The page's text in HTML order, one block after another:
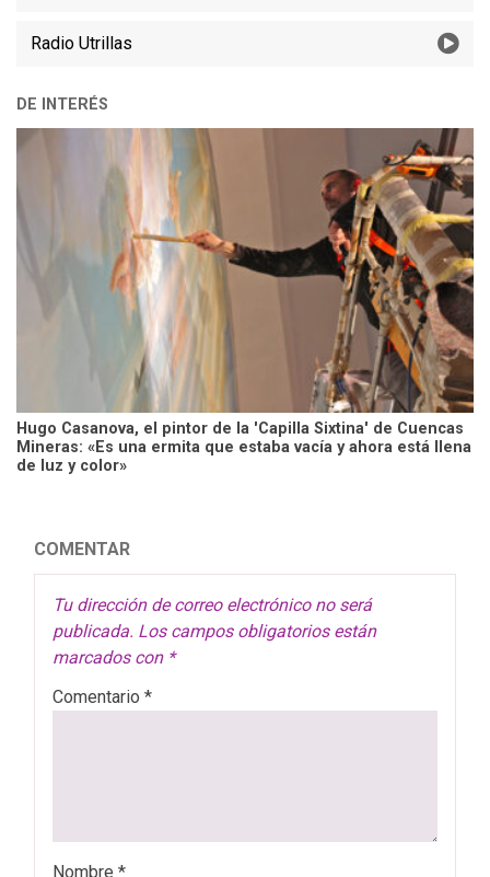
Radio Utrillas
DE INTERÉS
Hugo Casanova, el pintor de la 'Capilla Sixtina' de Cuencas
Mineras: «Es una ermita que estaba vacía y ahora está llena
de luz y color»
COMENTAR
Tu dirección de correo electrónico no será
publicada. Los campos obligatorios están
marcados con *
Comentario *
Nombre *